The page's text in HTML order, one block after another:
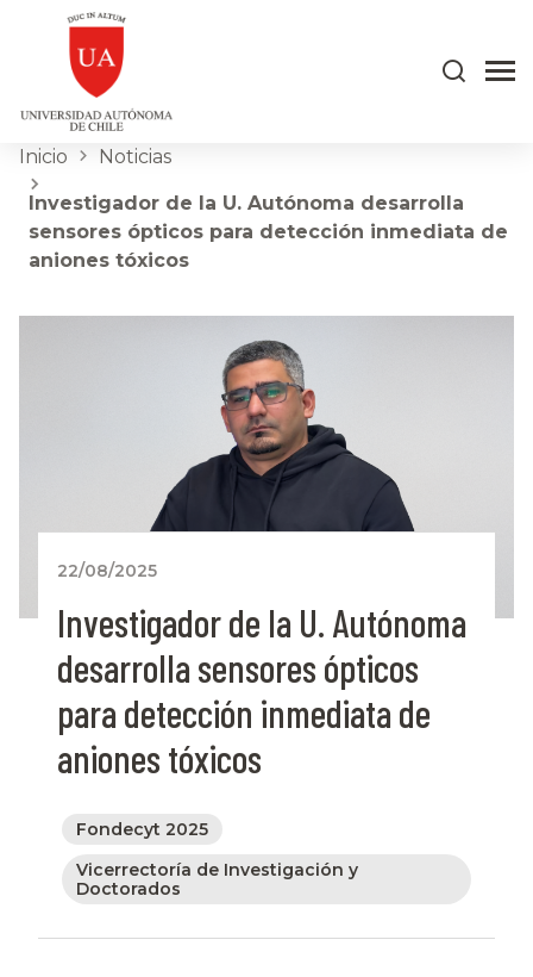
Inicio Noticias
Investigador de la U. Autónoma desarrolla
sensores ópticos para detección inmediata de
aniones tóxicos
22/08/2025
Investigador de la U. Autónoma
desarrolla sensores ópticos
para detección inmediata de
aniones tóxicos
Fondecyt 2025
Vicerrectoría de Investigación y
Doctorados